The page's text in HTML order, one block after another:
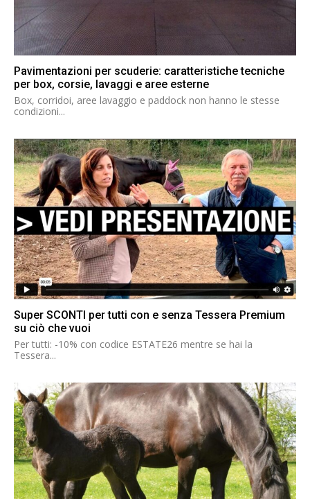
Pavimentazioni per scuderie: caratteristiche tecniche
per box, corsie, lavaggi e aree esterne
Box, corridoi, aree lavaggio e paddock non hanno le stesse
condizioni...
Super SCONTI per tutti con e senza Tessera Premium
su ciò che vuoi
Per tutti: -10% con codice ESTATE26 mentre se hai la
Tessera...